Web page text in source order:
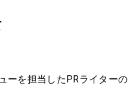
ーを担当したPRライターの